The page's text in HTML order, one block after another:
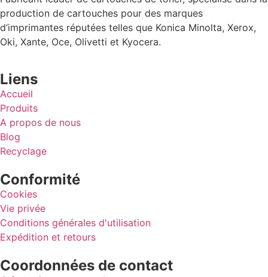
production de cartouches pour des marques
d’imprimantes réputées telles que Konica Minolta, Xerox,
Oki, Xante, Oce, Olivetti et Kyocera.
Liens
Accueil
Produits
A propos de nous
Blog
Recyclage
Conformité
Cookies
Vie privée
Conditions générales d'utilisation
Expédition et retours
Coordonnées de contact